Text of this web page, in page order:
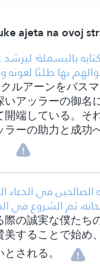
ajeta na ovoj
بالبسملة؛ ليرشد
بها طلبًا لعونه
ルアーンをバス
アッラーの御名
開端している。そ
ーの助力と成功
في الدعاء
ثم الشروع في
の誠実な僕たち
美することで始め
される。